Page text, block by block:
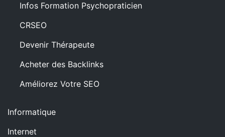
Infos Formation Psychopraticien
CRSEO
Devenir Thérapeute
Acheter des Backlinks
Améliorez Votre SEO
Informatique
Internet